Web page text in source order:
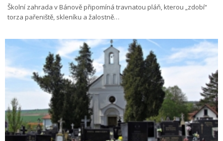
Školní zahrada v Bánově připomíná travnatou pláň, kterou „zdobí“
torza pařeniště, skleníku a žalostně…